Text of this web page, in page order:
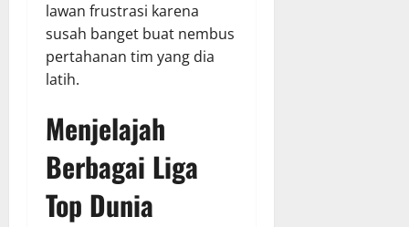
lawan frustrasi karena
susah banget buat nembus
pertahanan tim yang dia
latih.
Menjelajah
Berbagai Liga
Top Dunia